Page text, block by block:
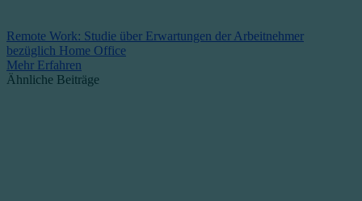
Remote Work: Studie über Erwartungen der Arbeitnehmer
bezüglich Home Office
Mehr Erfahren
Ähnliche Beiträge